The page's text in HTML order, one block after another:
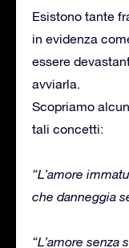
Esistono tante
in evidenza
essere
avviarla.
Scopriamo
tali concetti:
“L’amore
che danneggia
“L’amore